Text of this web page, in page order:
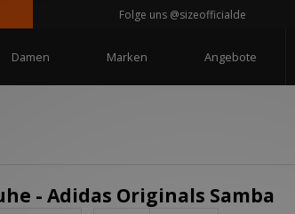
Folge uns @sizeofficialde
Damen Marken Angebote
- Adidas Originals Samba